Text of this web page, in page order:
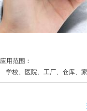
应用范围：
学校、医院、工厂、仓库、